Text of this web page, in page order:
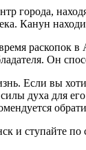
города,
Канун
раскопок
Он
Если вы
духа для
и ступайте